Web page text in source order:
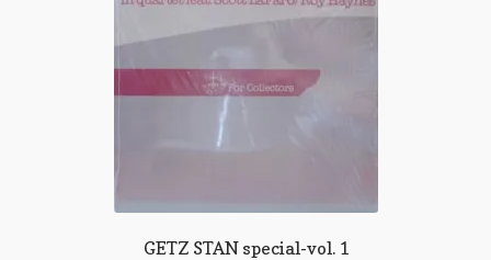
GETZ STAN special-vol. 1